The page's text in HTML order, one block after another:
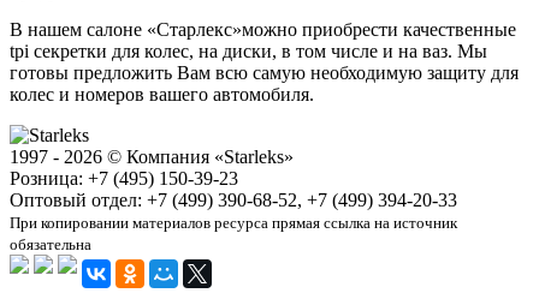
В нашем салоне «Старлекс»можно приобрести качественные
tpi секретки для колес, на диски, в том числе и на ваз. Мы
готовы предложить Вам всю самую необходимую защиту для
колес и номеров вашего автомобиля.
1997 - 2026 © Компания «Starleks»
Розница: +7 (495) 150-39-23
Оптовый отдел: +7 (499) 390-68-52, +7 (499) 394-20-33
При копировании материалов ресурса прямая ссылка на источник
обязательна